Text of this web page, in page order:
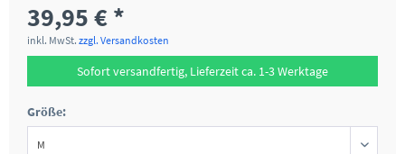
39,95 € *
inkl. MwSt. zzgl. Versandkosten
Sofort versandfertig, Lieferzeit ca. 1-3 Werktage
Größe: